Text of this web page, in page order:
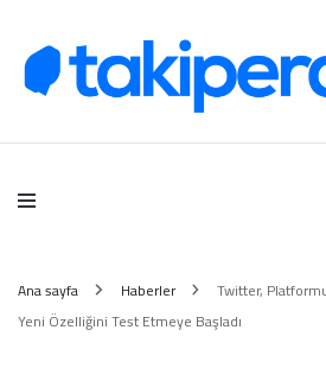
Takipera
Ana sayfa Haberler
Twitter,
Yeni Özelliğini Test Etmeye Başladı